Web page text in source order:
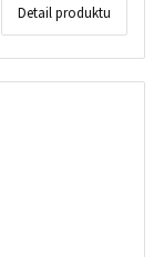
Detail produktu